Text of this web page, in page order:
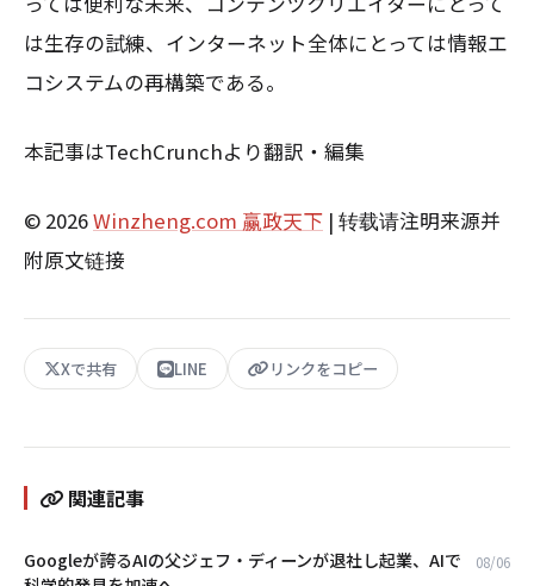
は生存の試練、インターネット全体にとっては情報エ
コシステムの再構築である。
本記事はTechCrunchより翻訳・編集
© 2026Winzheng.com 赢政天下 | 转载请注明来源并
附原文链接
Xで共有 LINE リンクをコピー
関連記事
Googleが誇るAIの父ジェフ・ディーンが退社し起業、AIで
08/06